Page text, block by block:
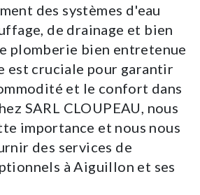
des systèmes d'eau
de drainage et bien
plomberie bien entretenue
est cruciale pour garantir
et le confort dans
SARL CLOUPEAU, nous
importance et nous nous
des services de
à Aiguillon et ses